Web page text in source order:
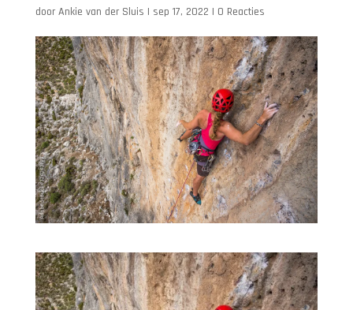
door Ankie van der Sluis | sep 17, 2022 | 0 Reacties